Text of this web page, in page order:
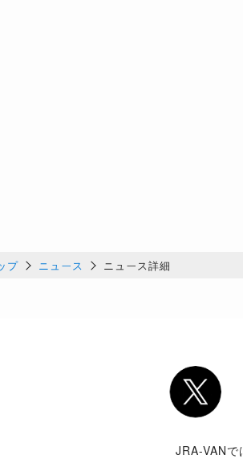
プ ニュース ニュース詳細
Twitter
JRA-VANで